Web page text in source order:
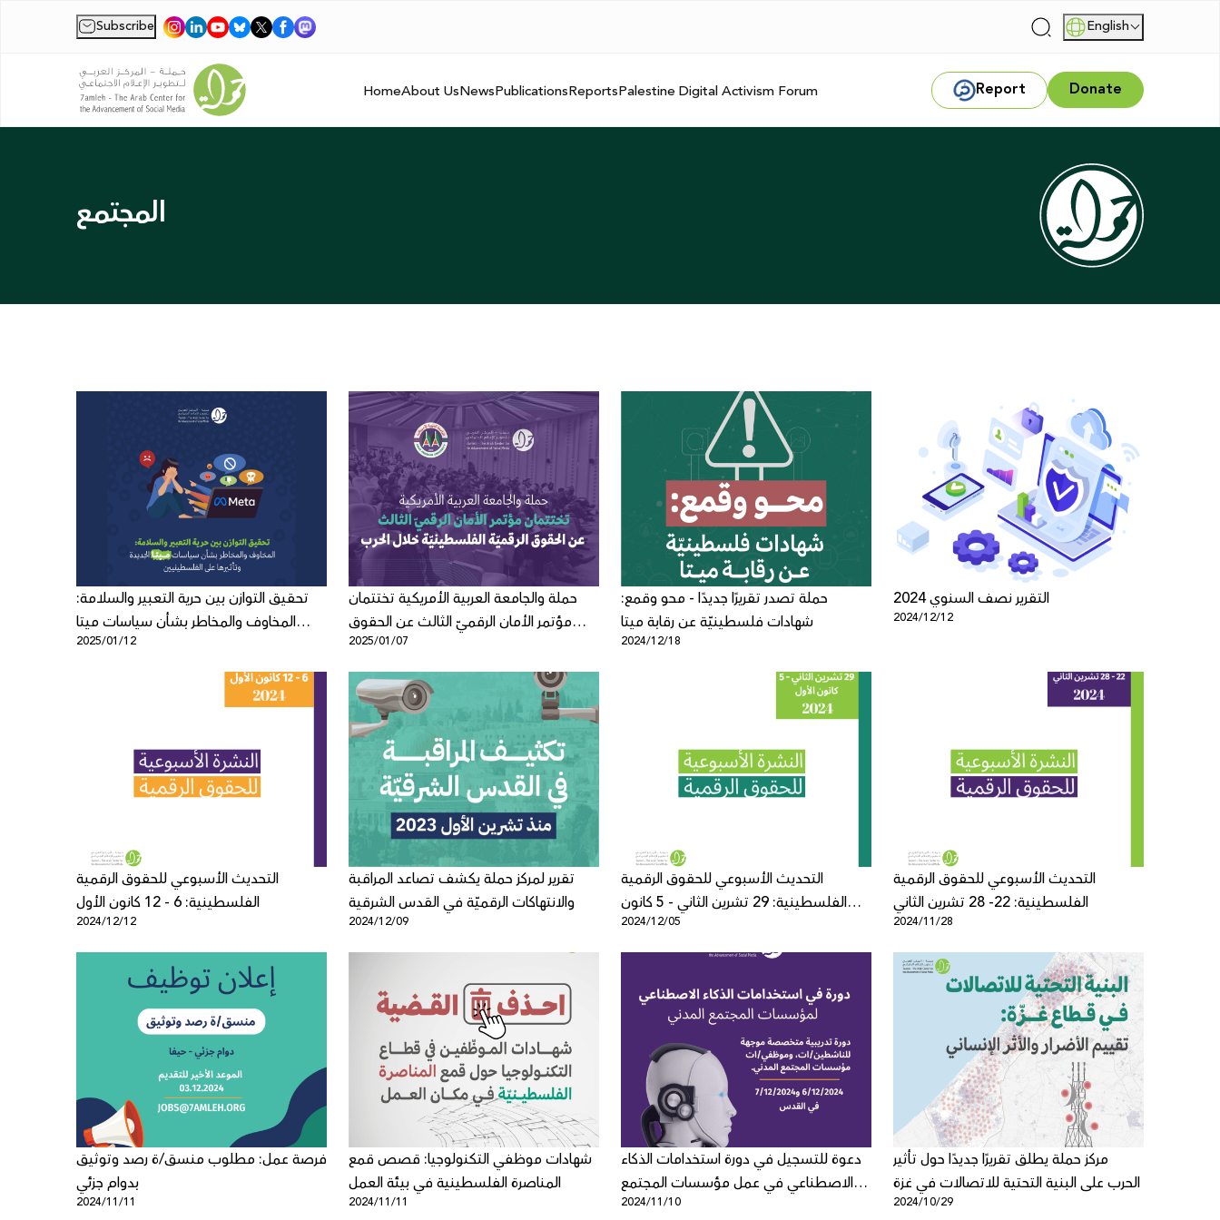
Subscribe | | English
HomeAbout UsNewsPublicationsReportsPalestine Digital Activism Forum Report Donate
المجتمع
تحقيق التوازن بين حرية التعبير والسلامة:
المخاوف والمخاطر بشأن سياسات ميتا
الجديدة وتأثيرها على الفلسطينيين
2025/01/12
حملة والجامعة العربية الأمريكية تختتمان
مؤتمر الأمان الرقميّ الثالث عن الحقوق
الرقميّة الفلسطينيّة خلال الحرب
2025/01/07
حملة تصدر تقريرًا جديدًا - محو وقمع:
شهادات فلسطينيّة عن رقابة ميتا
2024/12/18
التقرير نصف السنوي 2024
2024/12/12
التحديث الأسبوعي للحقوق الرقمية
الفلسطينية: 6 - 12 كانون الأول
2024/12/12
تقرير لمركز حملة يكشف تصاعد المراقبة
والانتهاكات الرقميّة في القدس الشرقية
2024/12/09
التحديث الأسبوعي للحقوق الرقمية
الفلسطينية: 29 تشرين الثاني - 5 كانون
الأول
2024/12/05
التحديث الأسبوعي للحقوق الرقمية
الفلسطينية: 22- 28 تشرين الثاني
2024/11/28
فرصة عمل: مطلوب منسق/ة رصد وتوثيق
بدوام جزئي
2024/11/11
شهادات موظفي التكنولوجيا: قصص قمع
المناصرة الفلسطينية في بيئة العمل
2024/11/11
دعوة للتسجيل في دورة استخدامات الذكاء
الاصطناعي في عمل مؤسسات المجتمع
المدني
2024/11/10
مركز حملة يطلق تقريرًا جديدًا حول تأثير
الحرب على البنية التحتية للاتصالات في غزة
2024/10/29